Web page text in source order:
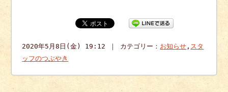
2020年5月8日(金) 19:12 ｜ カテゴリー： お知らせ , スタ
ッフのつぶやき